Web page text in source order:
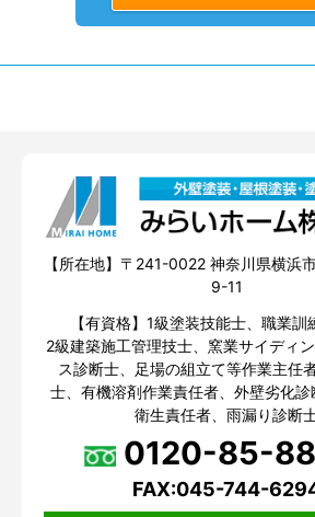
【所在地】〒241-0022 神奈川県横浜
9-11
【有資格】1級塗装技能士、職業訓
2級建築施工管理技士、窯業サイディ
ス診断士、足場の組立て等作業主任
士、有機溶剤作業責任者、外壁劣化診
衛生責任者、雨漏り診断
0120-85-
FAX:045-744-